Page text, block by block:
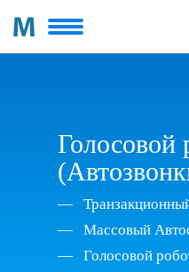
Голосовой
Массовый
Голосовой